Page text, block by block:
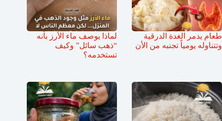
طعام يدمر الغدة الدرقية
وتتناوله يومياً تجنبه من الأن
لماذا يوصف ماء الأرز بأنه
“ذهب سائل” وكيف
تستخدمه؟